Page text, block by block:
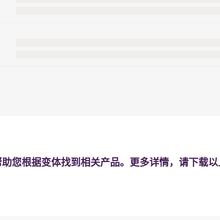
您根据变体找到相关产品。更多详情，请下载